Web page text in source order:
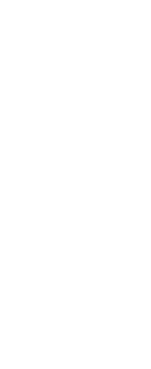
ーがとても可愛いです❤️ ありがとうござ
とても気に入りました。 発送も早く、
事に届いたようで安心いたしまし